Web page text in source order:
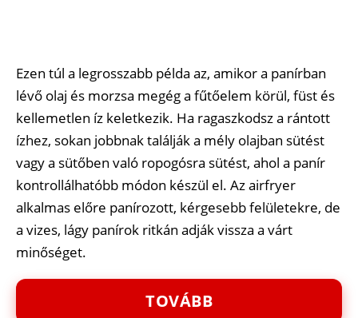
Ezen túl a legrosszabb példa az, amikor a panírban
lévő olaj és morzsa megég a fűtőelem körül, füst és
kellemetlen íz keletkezik. Ha ragaszkodsz a rántott
ízhez, sokan jobbnak találják a mély olajban sütést
vagy a sütőben való ropogósra sütést, ahol a panír
kontrollálhatóbb módon készül el. Az airfryer
alkalmas előre panírozott, kérgesebb felületekre, de
a vizes, lágy panírok ritkán adják vissza a várt
minőséget.
TOVÁBB